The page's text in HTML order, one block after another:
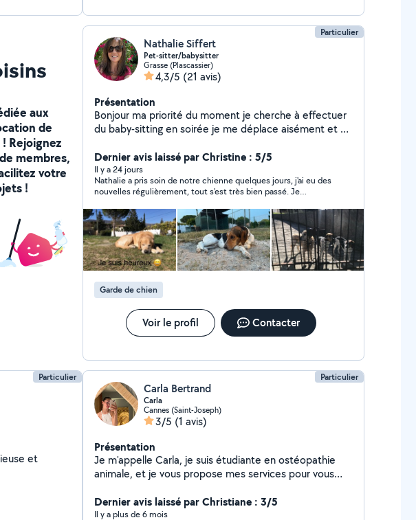
aux
de
Rejoignez
membres,
votre
!
Particulier
Nathalie Siffert
Pet-sitter/babysitter
Grasse (Plascassier)
4,3/5 (21 avis)
Présentation
Bonjour ma priorité du moment je cherche à effectuer
du baby-sitting en soirée je me déplace aisément et du
passée (nourriture non comprise) avec grand terrain
sécurisé de 1500 m2 et chenil de 20 m2 balade
assurée, vous partez tranquille et je vous envoie des
photos et vidéos de votre compagnon pendant son
séjour ! pas abonnée premier ici donc il est possible
que je ne puisse pas vous répondre et par moment le
site bloque Personne dynamique ponctuelle aimant le
travail bien fait et cherchant à rendre service avant
tout dans l'intérêt de chacun ménage, repassage dom.,
pet-sitting, jardinage, baby-sitting ... CESU et code
NAN ok
Dernier avis laissé par Christine : 5/5
Il y a 24 jours
Nathalie a pris soin de notre chienne quelques jours, j'ai eu des
nouvelles régulièrement, tout s'est très bien passé. Je
Garde de chien
Voir le profil Contacter
Particulier
et
Particulier
Carla Bertrand
Carla
Cannes (Saint-Joseph)
3/5 (1 avis)
Présentation
Je m'appelle Carla, je suis étudiante en ostéopathie
animale, et je vous propose mes services pour vous
Dernier avis laissé par Christiane : 3/5
Il y a plus de 6 mois